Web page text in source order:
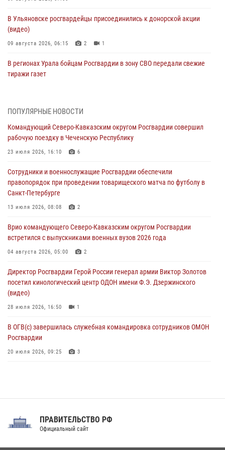
В Ульяновске росгвардейцы присоединились к донорской акции
(видео)
09 августа 2026, 06:15 2 1
В регионах Урала бойцам Росгвардии в зону СВО передали свежие
тиражи газет
Росгвардейцы провели занятие по стрелковой подготовке для
краеведения Луганской Народной Республики
09 августа 2026, 05:00
проходит в Сибири
09 августа 2026, 04:00 5
Росгвардейцы провели патриотическое занятие для детей на
08 августа 2026, 14:10 3
В ЛНР росгвардейцы провели тренировку по единоборствам для
08 августа 2026, 13:00
ПОПУЛЯРНЫЕ НОВОСТИ
Командующий Северо-Кавказским округом Росгвардии совершил
рабочую поездку в Чеченскую Республику
23 июля 2026, 16:10 6
Сотрудники и военнослужащие Росгвардии обеспечили
правопорядок при проведении товарищеского матча по футболу в
Санкт-Петербурге
13 июля 2026, 08:08 2
Врио командующего Северо-Кавказским округом Росгвардии
встретился с выпускниками военных вузов 2026 года
04 августа 2026, 05:00 2
Директор Росгвардии Герой России генерал армии Виктор Золотов
посетил кинологический центр ОДОН имени Ф.Э. Дзержинского
(видео)
28 июля 2026, 16:50 1
В ОГВ(с) завершилась служебная командировка сотрудников ОМОН
Росгвардии
20 июля 2026, 09:25 3
Праздник «Один день с Росгвардией» к 105-летию Центрального
ПРАВИТЕЛЬСТВО РФ
Официальный сайт